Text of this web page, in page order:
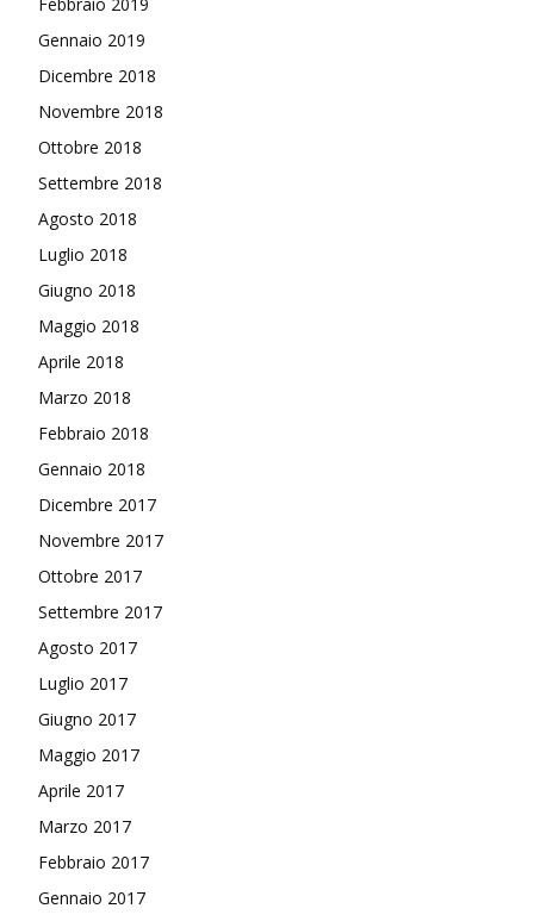
Gennaio 2019
Dicembre 2018
Novembre 2018
Ottobre 2018
Settembre 2018
Agosto 2018
Luglio 2018
Giugno 2018
Maggio 2018
Aprile 2018
Marzo 2018
Febbraio 2018
Gennaio 2018
Dicembre 2017
Novembre 2017
Ottobre 2017
Settembre 2017
Agosto 2017
Luglio 2017
Giugno 2017
Maggio 2017
Aprile 2017
Marzo 2017
Febbraio 2017
Gennaio 2017